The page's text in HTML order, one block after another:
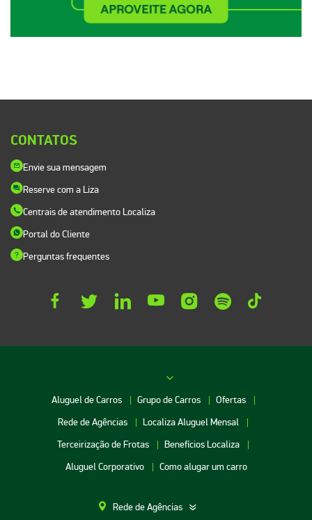
CONTATOS
Envie sua mensagem
Reserve com a Liza
Centrais de atendimento Localiza
Portal do Cliente
Perguntas frequentes
Aluguel de Carros Grupo de Carros
Ofertas
Rede de Agências
Localiza Aluguel Mensal
Terceirização de Frotas
Benefícios Localiza
Aluguel Corporativo
Como alugar um carro
Rede de Agências